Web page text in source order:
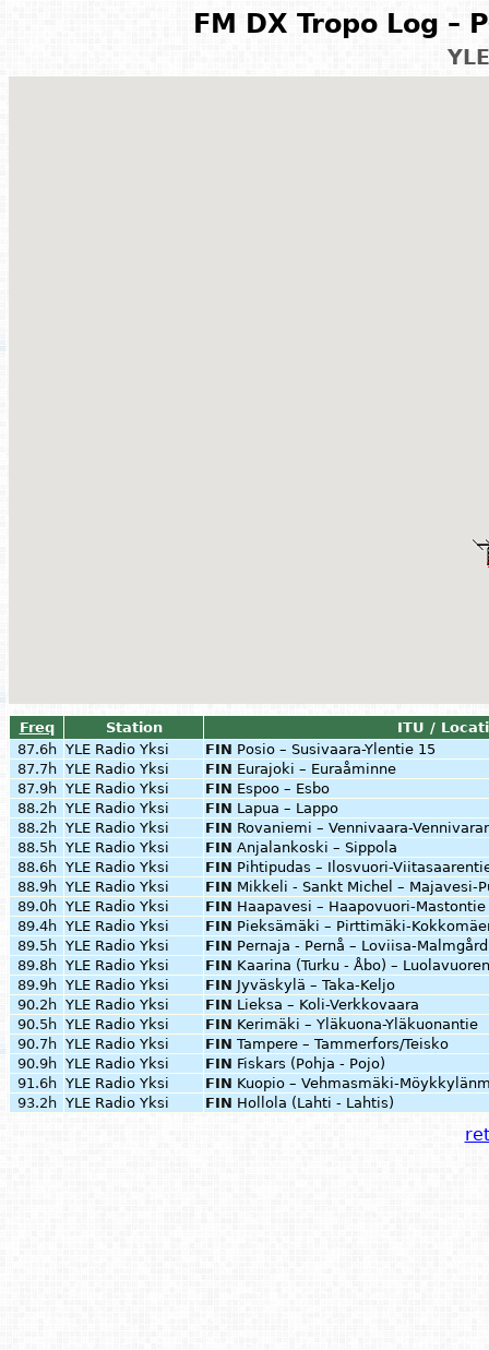
FM DX Tropo Log –
Freq Station
ITU /
87.6h YLE Radio Yksi FIN Posio – Susivaara-Ylentie 15
87.7h YLE Radio Yksi FIN Eurajoki – Euraåminne
87.9h YLE Radio Yksi FIN Espoo – Esbo
88.2h YLE Radio Yksi FIN Lapua – Lappo
88.2h YLE Radio Yksi FIN Rovaniemi – Vennivaara-
88.5h YLE Radio Yksi FIN Anjalankoski – Sippola
88.6h YLE Radio Yksi FIN Pihtipudas – Ilosvuori-
88.9h YLE Radio Yksi FIN Mikkeli - Sankt Michel – Majavesi-
89.0h YLE Radio Yksi FIN Haapavesi – Haapovuori-Mastontie
89.4h YLE Radio Yksi FIN Pieksämäki – Pirttimäki-
89.5h YLE Radio Yksi FIN Pernaja - Pernå – Loviisa-Malmgård
89.8h YLE Radio Yksi FIN Kaarina (Turku - Åbo) –
89.9h YLE Radio Yksi FIN Jyväskylä – Taka-Keljo
90.2h YLE Radio Yksi FIN Lieksa – Koli-Verkkovaara
90.5h YLE Radio Yksi FIN Kerimäki – Yläkuona-Yläkuonantie
90.7h YLE Radio Yksi FIN Tampere – Tammerfors/Teisko
90.9h YLE Radio Yksi FIN Fiskars (Pohja - Pojo)
91.6h YLE Radio Yksi FIN Kuopio – Vehmasmäki-
93.2h YLE Radio Yksi FIN Hollola (Lahti - Lahtis)